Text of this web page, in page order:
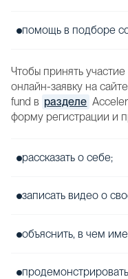
помощь в подборе
Чтобы принять
онлайн-заявку на
fund в разделе
форму регистрации и
рассказать о себе;
записать видео о
объяснить, в чем